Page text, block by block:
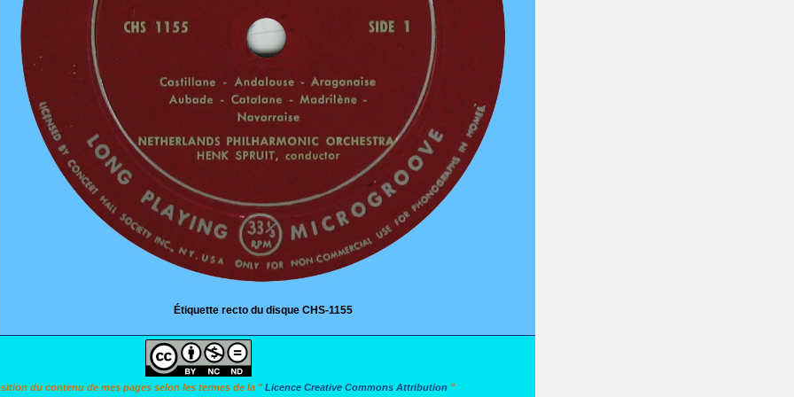
Étiquette recto du disque CHS-1155
du contenu de mes pages selon les termes de la "Licence Creative Commons Attribution "